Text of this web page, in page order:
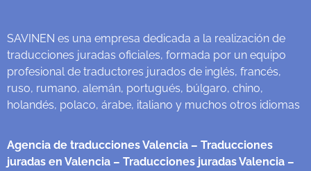
SAVINEN es una empresa dedicada a la realización de
traducciones juradas oficiales, formada por un equipo
profesional de traductores jurados de inglés, francés,
ruso, rumano, alemán, portugués, búlgaro, chino,
holandés, polaco, árabe, italiano y muchos otros idiomas
Agencia de traducciones Valencia – Traducciones
juradas en Valencia – Traducciones juradas Valencia –